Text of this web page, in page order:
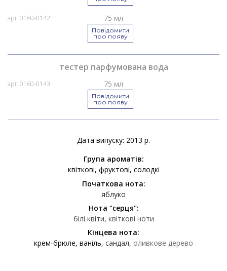
арт. 0160-0142 75 мл
Повідомити
про появу
тестер парфумована вода
арт. 0160-0143 75 мл
Повідомити
про появу
Дата випуску: 2013 р.
Група ароматів:
квіткові фруктові солодкі
Початкова нота:
яблуко
Нота "серця":
білі квіти квіткові ноти
Кінцева нота:
крем-брюле ваніль сандал оливкове дерево